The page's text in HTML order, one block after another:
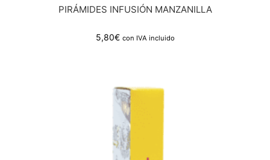
PIRÁMIDES INFUSIÓN MANZANILLA
5,80€ con IVA incluido